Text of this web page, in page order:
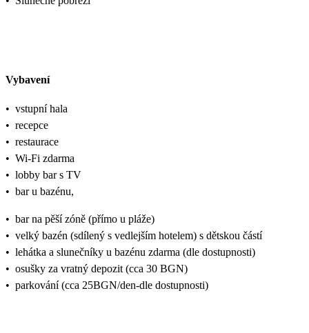
Vybavení
• vstupní hala
• recepce
• restaurace
• Wi-Fi zdarma
• lobby bar s TV
• bar u bazénu,
• bar na pěší zóně (přímo u pláže)
• velký bazén (sdílený s vedlejším hotelem) s dětskou částí
• lehátka a slunečníky u bazénu zdarma (dle dostupnosti)
• osušky za vratný depozit (cca 30 BGN)
• parkování (cca 25BGN/den-dle dostupnosti)